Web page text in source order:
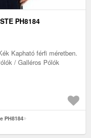
PH8184
Kapható férfi méretben.
/ Galléros Pólók
PH8184